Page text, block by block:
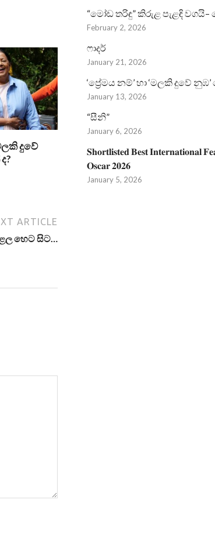
දුවේ
ARTICLE
හෙට සිට…
“මෝඩ තරිඳු” කිරුළ පැළඳි වගයි–
February 2, 2026
ෆාදර්
January 21, 2026
‘ප්‍රේමය නම්’ හා ‘මලකි දුවේ
January 13, 2026
“සීනි”
January 6, 2026
𝐒𝐡𝐨𝐫𝐭𝐥𝐢𝐬𝐭𝐞𝐝 𝐁𝐞𝐬𝐭 𝐈𝐧𝐭𝐞𝐫𝐧𝐚𝐭𝐢𝐨𝐧𝐚𝐥
𝐎𝐬𝐜𝐚𝐫 𝟐𝟎𝟐𝟔
January 5, 2026